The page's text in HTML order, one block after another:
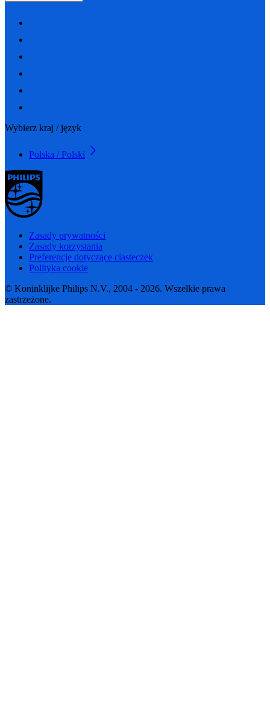
Wybierz kraj / język
Polska / Polski
Zasady prywatności
Zasady korzystania
Preferencje dotyczące ciasteczek
Polityka cookie
© Koninklijke Philips N.V., 2004 - 2026. Wszelkie prawa
zastrzeżone.